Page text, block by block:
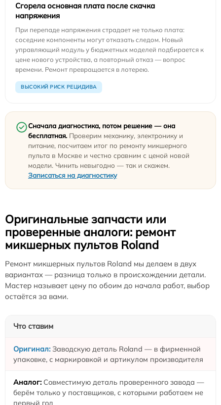
Сгорела основная плата после скачка
напряжения
При перепаде напряжения страдает не только плата:
соседние компоненты могут отказать следом. Новый
управляющий модуль у бюджетных моделей подбирается к
цене нового устройства, а повторный отказ — вопрос
времени. Ремонт превращается в лотерею.
ВЫСОКИЙ РИСК РЕЦИДИВА
Сначала диагностика, потом решение — она
бесплатная. Проверим механику, электронику и
питание, посчитаем итог по ремонту микшерного
пульта в Москве и честно сравним с ценой новой
модели. Чинить невыгодно — так и скажем.
Записаться на диагностику
Оригинальные запчасти или
проверенные аналоги: ремонт
микшерных пультов Roland
Ремонт микшерных пультов Roland мы делаем в двух
вариантах — разница только в происхождении детали.
Мастер называет цену по обоим до начала работ, выбор
остаётся за вами.
Что ставим
Заводскую деталь Roland — в фирменной
упаковке, с маркировкой и артикулом производителя
Совместимую деталь проверенного завода —
берём только у поставщиков, с которыми работаем не
первый год